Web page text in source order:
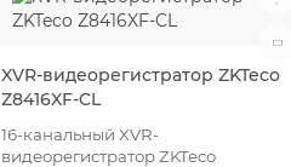
XVR-видеорегистратор ZKTeco
Z8416XF-CL
16-канальный XVR-
видеорегистратор ZKTeco